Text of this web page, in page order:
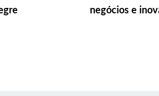
negócios e